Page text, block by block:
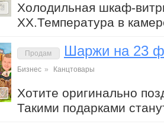
3
Холодильная шкаф-
ХХ.Температура в
2
Продам Шаржи на 23
Бизнес » Канцтовары
Хотите оригинально
Такими подарками